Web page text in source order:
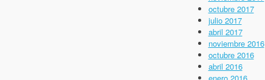
octubre 2017
julio 2017
abril 2017
noviembre 2016
octubre 2016
abril 2016
enero 2016